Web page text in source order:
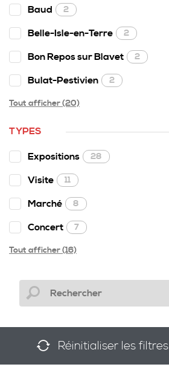
Baud 2
Belle-Isle-en-Terre 2
Bon Repos sur Blavet 2
Bulat-Pestivien 2
Tout afficher (20)
TYPES
Expositions 28
Visite 11
Marché 8
Concert 7
Tout afficher (16)
Réinitialiser les filtres